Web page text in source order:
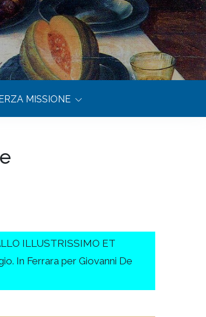
MISSIONE
ILLUSTRISSIMO ET
In Ferrara per Giovanni De